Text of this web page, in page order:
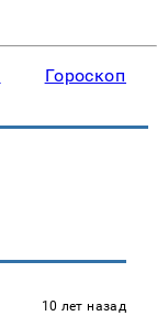
Гороскопы
10 лет назад